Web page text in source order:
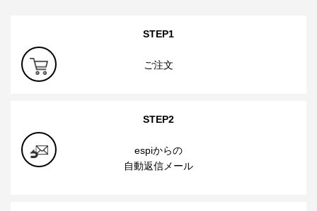
STEP1
ご注文
STEP2
espiからの
自動返信メール